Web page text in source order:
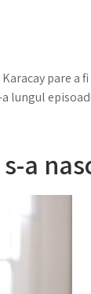
pare a
lungul
a